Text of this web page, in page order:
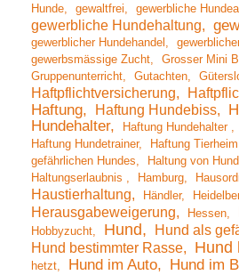
Hunde
gewaltfrei gewerbliche
gewerbliche Hundehaltung
gewerblicher Hundehandel
gewerbsmässige Zucht
Grosser Mini
Gruppenunterricht
Gutachten
Haftpflichtversicherung
Haftung Haftung Hundebiss
Hundehalter
Haftung Hundehalter
Haftung Hundetrainer
Haftung Tierheim
gefährlichen Hundes
Haltung von
Haltungserlaubnis
Hamburg
Haustierhaltung Händler
Herausgabeweigerung Hessen
Hobbyzucht Hund
Hund als
Hund bestimmter Rasse
Hund
hetzt
Hund im Auto Hund im